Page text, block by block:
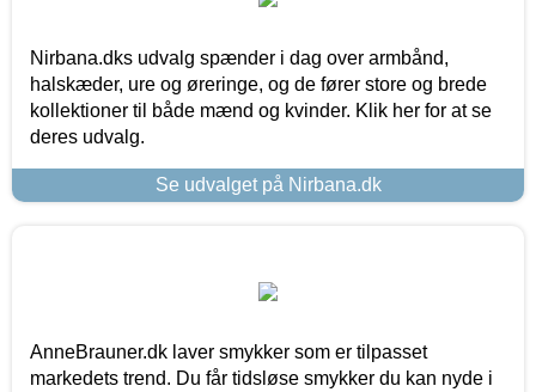
Nirbana.dks udvalg spænder i dag over armbånd,
halskæder, ure og øreringe, og de fører store og brede
kollektioner til både mænd og kvinder. Klik her for at se
deres udvalg.
Se udvalget på Nirbana.dk
AnneBrauner.dk laver smykker som er tilpasset
markedets trend. Du får tidsløse smykker du kan nyde i